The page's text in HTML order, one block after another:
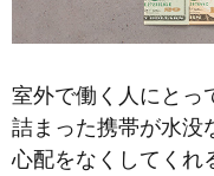
室外で働く人にとっ
詰まった携帯が水没
心配をなくしてくれ